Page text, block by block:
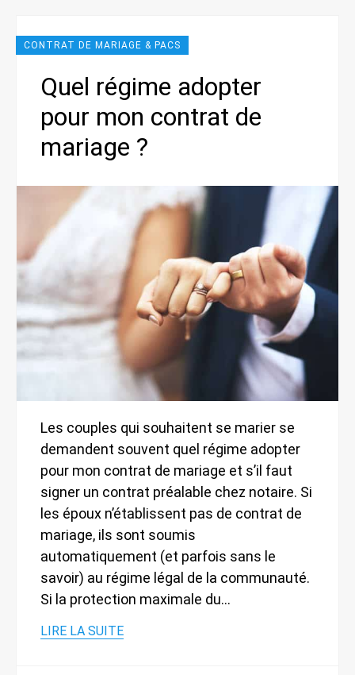
CONTRAT DE MARIAGE & PACS
Quel régime adopter
pour mon contrat de
mariage ?
Les couples qui souhaitent se marier se
demandent souvent quel régime adopter
pour mon contrat de mariage et s’il faut
signer un contrat préalable chez notaire. Si
les époux n’établissent pas de contrat de
mariage, ils sont soumis
automatiquement (et parfois sans le
savoir) au régime légal de la communauté.
Si la protection maximale du…
LIRE LA SUITE